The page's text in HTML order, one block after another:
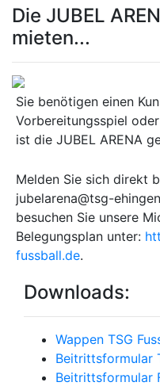
Die JUBEL
mieten...
Sie benötigen einen
Vorbereitungsspiel
ist die JUBEL ARENA
Melden Sie sich direkt
jubelarena@tsg-
besuchen Sie unsere
Belegungsplan unter:
fussball.de.
Downloads:
Wappen TSG
Beitrittsformular
Beitrittsformular